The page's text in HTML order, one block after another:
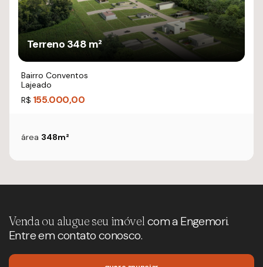
Terreno 348 m²
Bairro Conventos
Lajeado
R$ 155.000,00
área 348m²
Venda ou alugue seu imóvel com a Engemori.
Entre em contato conosco.